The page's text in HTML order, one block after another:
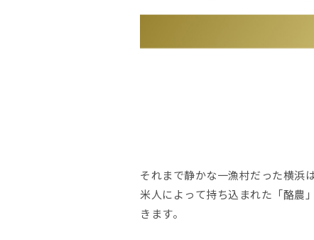
それまで静かな一漁村だった横浜
米人によって持ち込まれた「酪農
きます。